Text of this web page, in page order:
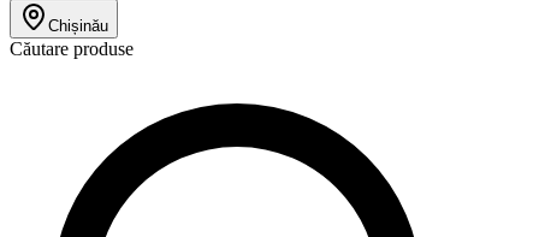
Chișinău
Căutare produse